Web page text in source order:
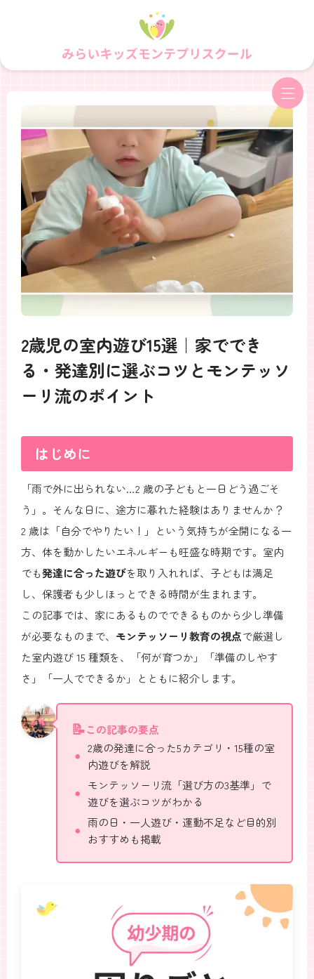
2歳児の室内遊び15選｜家ででき
る・発達別に選ぶコツとモンテッソ
ーリ流のポイント
はじめに
「雨で外に出られない…2 歳の子どもと一日どう過ごそ
う」。そんな日に、途方に暮れた経験はありませんか？
2 歳は「自分でやりたい！」という気持ちが全開になる一
方、体を動かしたいエネルギーも旺盛な時期です。室内
でも発達に合った遊びを取り入れれば、子どもは満足
し、保護者も少しほっとできる時間が生まれます。
この記事では、家にあるものでできるものから少し準備
が必要なものまで、 モンテッソーリ教育の視点で厳選し
た室内遊び 15 種類を、「何が育つか」「準備のしやす
さ」「一人でできるか」とともに紹介します。
この記事の要点
2歳の発達に合った5カテゴリ・15種の室
内遊びを解説
モンテッソーリ流「選び方の3基準」で
遊びを選ぶコツがわかる
雨の日・一人遊び・運動不足など目的別
おすすめも掲載